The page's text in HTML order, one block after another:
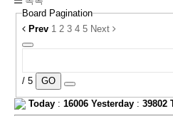
Board Pagination
Prev 1 2 3 4 5 Next
/ 5 GO
Today : 16006 Yesterday : 39802